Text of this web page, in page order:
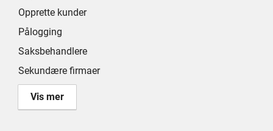
Opprette kunder
Pålogging
Saksbehandlere
Sekundære firmaer
Vis mer